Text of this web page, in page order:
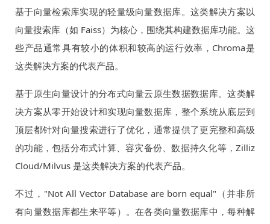
基于向量检索库实现的轻量级向量数据库。这类解决方案以
向量搜索库（如 Faiss）为核心，围绕其构建数据库功能。这
些产品通常具有较小的体积和较高的运行效率，Chroma是
这类解决方案的代表产品。
基于原生向量设计的分布式向量云原生数据数据库。这类解
决方案从零开始设计和实现向量数据库，整个系统从底层到
顶层都针对向量搜索进行了优化，通常提供了更完整和高级
的功能，包括分布式计算、容灾备份、数据持久化等，Zilliz
Cloud/Milvus 是这类解决方案的代表产品。
不过，"Not All Vector Database are born equal"（并非所
有向量数据库都生来平等）。在各类向量数据库中，每种解